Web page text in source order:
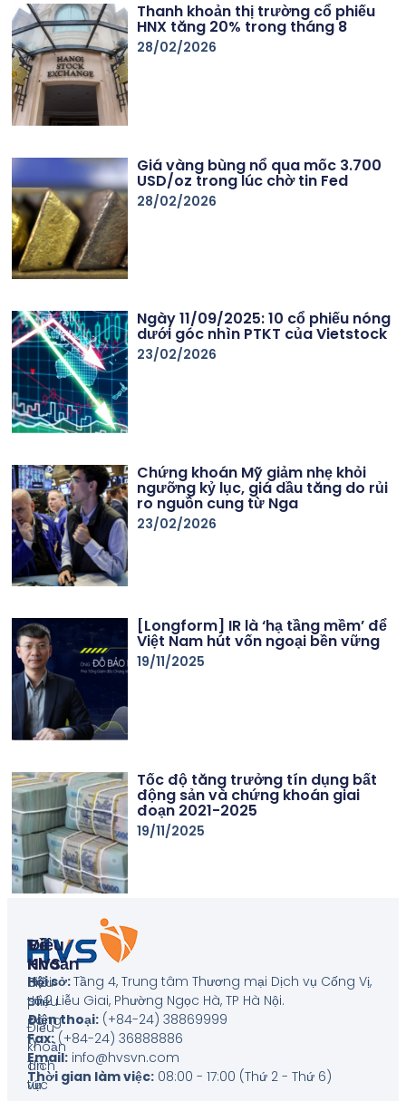
Thanh khoản thị trường cổ phiếu
HNX tăng 20% trong tháng 8
28/02/2026
Giá vàng bùng nổ qua mốc 3.700
USD/oz trong lúc chờ tin Fed
28/02/2026
Ngày 11/09/2025: 10 cổ phiếu nóng
dưới góc nhìn PTKT của Vietstock
23/02/2026
Chứng khoán Mỹ giảm nhẹ khỏi
ngưỡng kỷ lục, giá dầu tăng do rủi
ro nguồn cung từ Nga
23/02/2026
[Longform] IR là ‘hạ tầng mềm’ để
Việt Nam hút vốn ngoại bền vững
19/11/2025
Tốc độ tăng trưởng tín dụng bất
động sản và chứng khoán giai
đoạn 2021-2025
19/11/2025
Hội sở:Tầng 4, Trung tâm Thương mại Dịch vụ Cống Vị,
số 2 Liễu Giai, Phường Ngọc Hà, TP Hà Nội.
Điện thoại:(+84-24) 38869999
Fax:(+84-24) 36888886
Email:info@hvsvn.com
Thời gian làm việc:08:00 - 17:00 (Thứ 2 - Thứ 6)
Về
HVS
Giới
thiệu
công
ty
Tin
tức
Điều
Khoản
Biểu
phí
Điều
khoản
dịch
vụ